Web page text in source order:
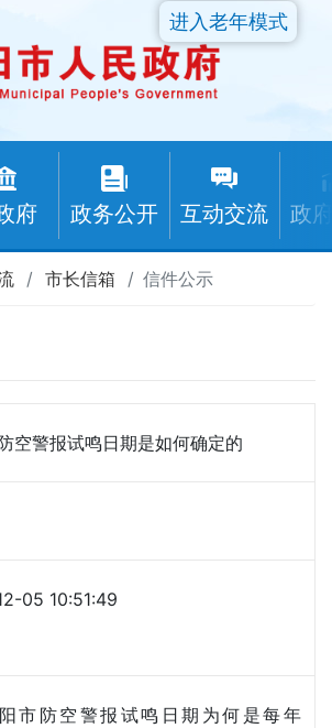
府 政务公开 互动交流 政
进入老年模式
市长信箱 信件公示
空警报试鸣日期是如何确定的
05 10:51:49
市防空警报试鸣日期为何是每年